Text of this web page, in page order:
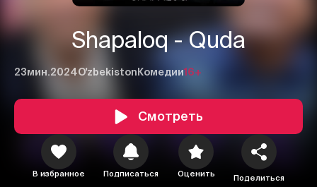
Shapaloq - Quda
23мин.2024O'zbekiston Комедии16+
Смотреть
В избранное Подписаться Оценить Поделиться
1 2 3
Отправить
Отменить Авторизоваться